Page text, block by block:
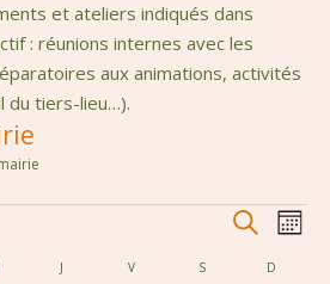
et ateliers indiqués dans
: réunions internes avec les
aux animations, activités
du tiers-lieu…).
Recherche
de
Mois
MERCREDIJ V SSAMEDI D